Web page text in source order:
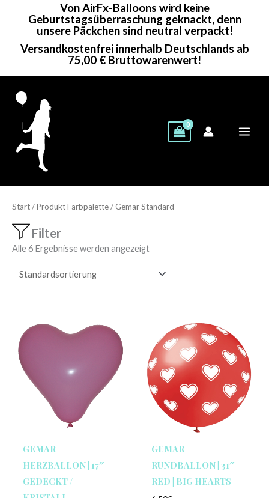
Von AirFx-Balloons wird keine
Geburtstagsüberraschung geknackt, denn
unsere Päckchen sind neutral verpackt!
Versandkostenfrei innerhalb Deutschlands ab
75,00 € Bruttowarenwert!
Start/ Produkt Farbpalette / Gemar Standard
Filter
Alle 6 Ergebnisse werden angezeigt
GEMAR
HERZBALLON | 17″
GEDECKT /
GEMAR
RUNDBALLON | 31″
RED | BIG HEARTS